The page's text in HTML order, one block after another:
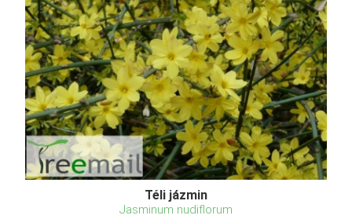
Téli jázmin
Jasminum nudiflorum